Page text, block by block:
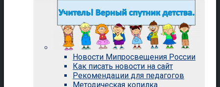
Новости Мипросвещения России
Как писать новости на сайт
Рекомендации для педагогов
Методическая копилка